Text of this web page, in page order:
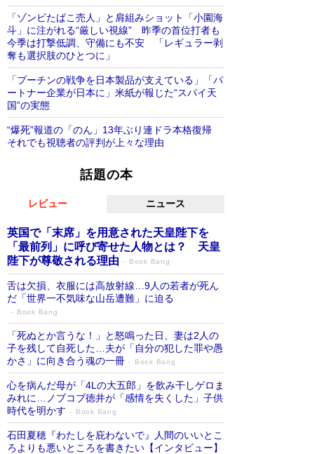
「ゾンビたばこ売人」と肩組みショット「小園海
斗」に注がれる“厳しい視線” 昨季の首位打者も
今季は打撃低調、守備にも不安 「レギュラー剥
奪も選択肢のひとつに」
「プーチンの戦争を日本製品が支えている」「パ
ートナー企業が日本に」米紙が報じた“スパイ天
国”の実態
“爆死”報道の「のん」13年ぶり連ドラ本格復帰
それでも視聴者の評判が上々な理由
話題の本
レビュー ニュース
英国で「末席」を用意された天皇陛下を
「最前列」に呼び寄せた人物とは？ 天皇
陛下が尊敬される理由
Book Bang
舌は欠損、衣服には高放射線…9人の若者が死ん
だ「世界一不気味な山岳遭難」に迫る
Book Bang
「死ぬとか言うな！」と怒鳴った日、妻は2人の
子を残して自死した…夫が「自分の犯した罪や愚
かさ」に向き合う魂の一冊
Book Bang
心を病んだ母が「4Lの大五郎」を飲み干しゲロま
みれに…ノブコブ徳井が「感情を失くした」子供
時代を明かす
Book Bang
石田夏穂『わたしを庇わないで』人間のいいとこ
ろよりも悪いところを書きたい【インタビュー】